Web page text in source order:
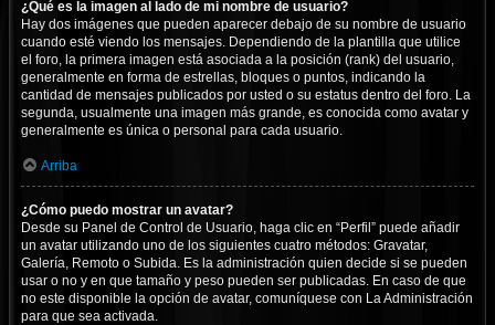
¿Qué es la imagen al lado de mi nombre de usuario?
Hay dos imágenes que pueden aparecer debajo de su nombre de usuario
cuando esté viendo los mensajes. Dependiendo de la plantilla que utilice
el foro, la primera imagen está asociada a la posición (rank) del usuario,
generalmente en forma de estrellas, bloques o puntos, indicando la
cantidad de mensajes publicados por usted o su estatus dentro del foro. La
segunda, usualmente una imagen más grande, es conocida como avatar y
generalmente es única o personal para cada usuario.
Arriba
¿Cómo puedo mostrar un avatar?
Desde su Panel de Control de Usuario, haga clic en “Perfil” puede añadir
un avatar utilizando uno de los siguientes cuatro métodos: Gravatar,
Galería, Remoto o Subida. Es la administración quien decide si se pueden
usar o no y en que tamaño y peso pueden ser publicadas. En caso de que
no este disponible la opción de avatar, comuníquese con La Administración
para que sea activada.